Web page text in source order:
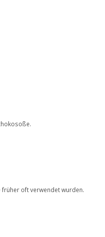
oft verwendet wurden.